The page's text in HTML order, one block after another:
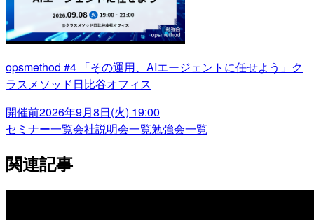
opsmethod #4 「その運用、AIエージェントに任せよう」ク
ラスメソッド日比谷オフィス
開催前2026年9月8日(火) 19:00
セミナー一覧会社説明会一覧勉強会一覧
関連記事